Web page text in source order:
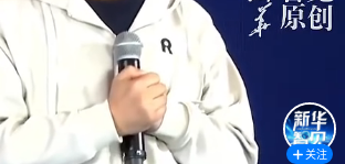
关注